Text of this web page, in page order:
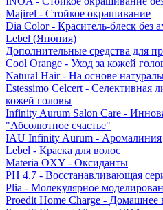
Majirel - Стойкое окрашивание
Dia Color - Краситель-блеск без
Lebel (Япония)
Дополнительные средства для
Cool Orange - Уход за кожей
Natural Hair - На основе
Estessimo Celcert - Селективная
кожей головы
Infinity Aurum Salon Care -
"Абсолютное счастье"
IAU Infinity Aurum - Аромалиния
Lebel - Краска для волос
Materia OXY - Оксиданты
PH 4.7 - Восстанавливающая
Plia - Молекулярное
Proedit Home Charge - Домашнее